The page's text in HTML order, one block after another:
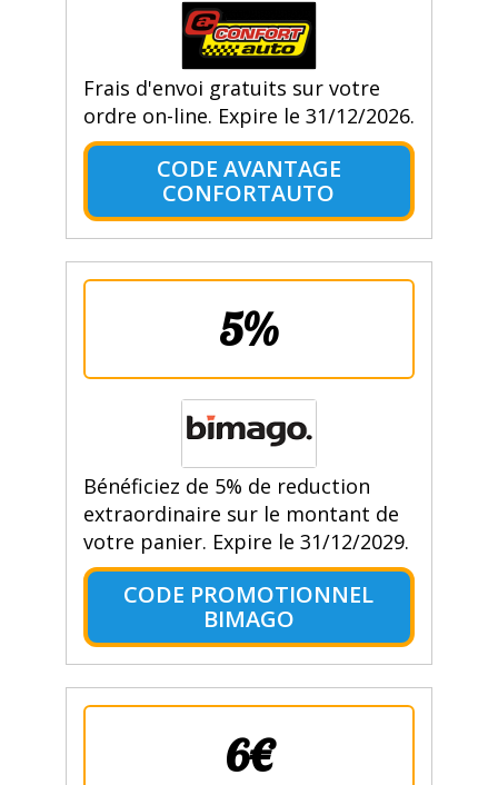
Frais d'envoi gratuits sur votre
ordre on-line. Expire le 31/12/2026.
CODE AVANTAGE
CONFORTAUTO
5%
Bénéficiez de 5% de reduction
extraordinaire sur le montant de
votre panier. Expire le 31/12/2029.
CODE PROMOTIONNEL
BIMAGO
6€